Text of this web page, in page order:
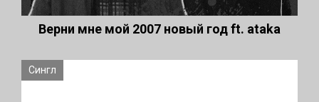
Верни мне мой 2007 новый год ft. ataka
Сингл